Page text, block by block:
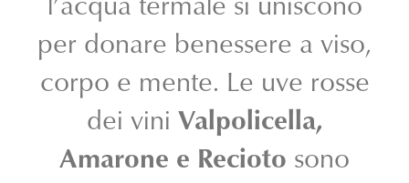
per donare benessere a viso,
corpo e mente. Le uve rosse
dei vini Valpolicella,
Amarone e Recioto sono